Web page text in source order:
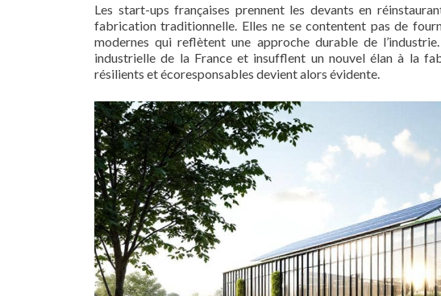
Les start-ups françaises prennent les devants en
fabrication traditionnelle. Elles ne se contentent pas de
modernes qui reflètent une approche durable de
industrielle de la France et insufflent un nouvel élan à la
résilients et écoresponsables devient alors évidente.